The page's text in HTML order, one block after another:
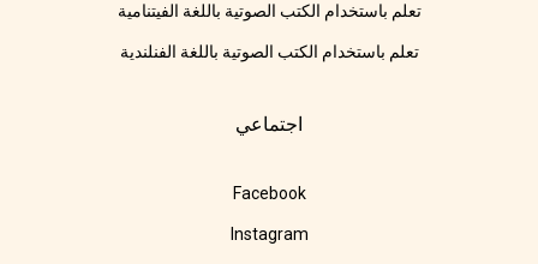
تعلم باستخدام الكتب الصوتية باللغة الفيتنامية
تعلم باستخدام الكتب الصوتية باللغة الفنلندية
اجتماعي
Facebook
Instagram